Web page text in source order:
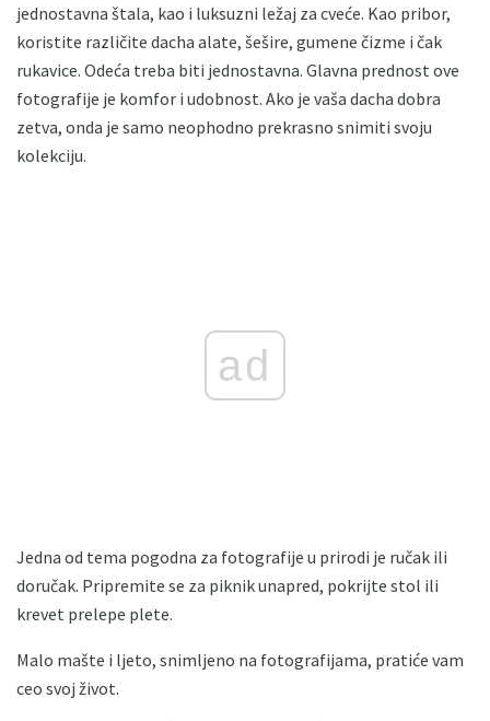
jednostavna štala, kao i luksuzni ležaj za cveće. Kao pribor,
koristite različite dacha alate, šešire, gumene čizme i čak
rukavice. Odeća treba biti jednostavna. Glavna prednost ove
fotografije je komfor i udobnost. Ako je vaša dacha dobra
zetva, onda je samo neophodno prekrasno snimiti svoju
kolekciju.
ad
Jedna od tema pogodna za fotografije u prirodi je ručak ili
doručak. Pripremite se za piknik unapred, pokrijte stol ili
krevet prelepe plete.
Malo mašte i ljeto, snimljeno na fotografijama, pratiće vam
ceo svoj život.